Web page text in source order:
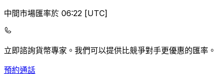
中間市場匯率於 06:22 [UTC]
立即諮詢貨幣專家。 我們可以提供比競爭對手更優惠的匯率。
預約通話